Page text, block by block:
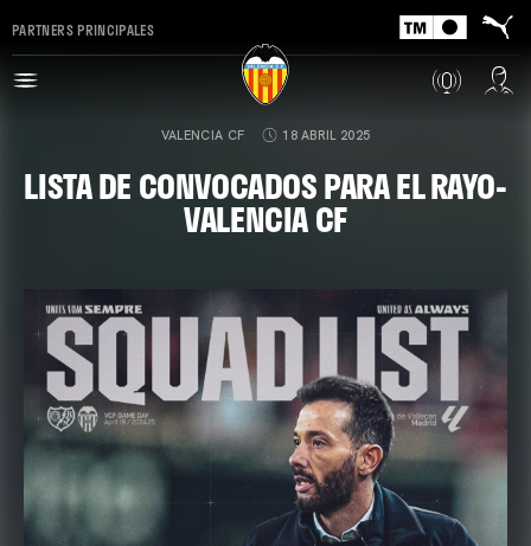
PARTNERS PRINCIPALES
VALENCIA CF 18 ABRIL 2025
LISTA DE CONVOCADOS PARA EL RAYO-
VALENCIA CF